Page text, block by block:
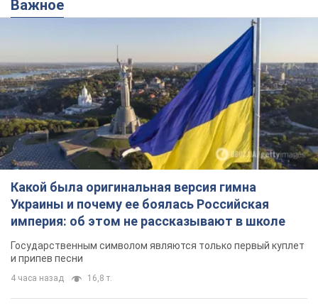
Важное
Какой была оригинальная версия гимна
Украины и почему ее боялась Российская
империя: об этом не рассказывают в школе
Государственным символом являются только первый куплет
и припев песни
4 часа назад 16,8 т.